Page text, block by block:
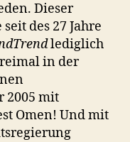
Dieser
des 27 Jahre
lediglich
in der
2005 mit
Omen! Und mit